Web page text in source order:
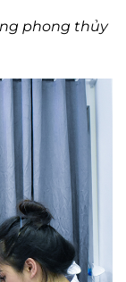
phong thủy